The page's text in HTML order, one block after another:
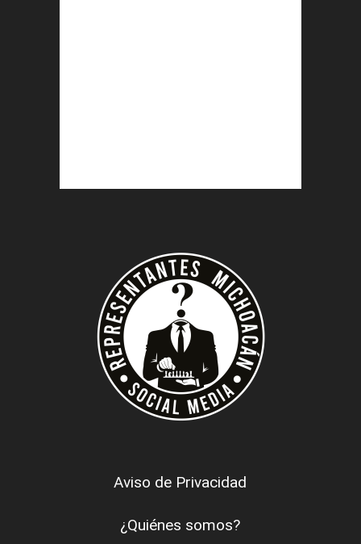
Aviso de Privacidad
¿Quiénes somos?